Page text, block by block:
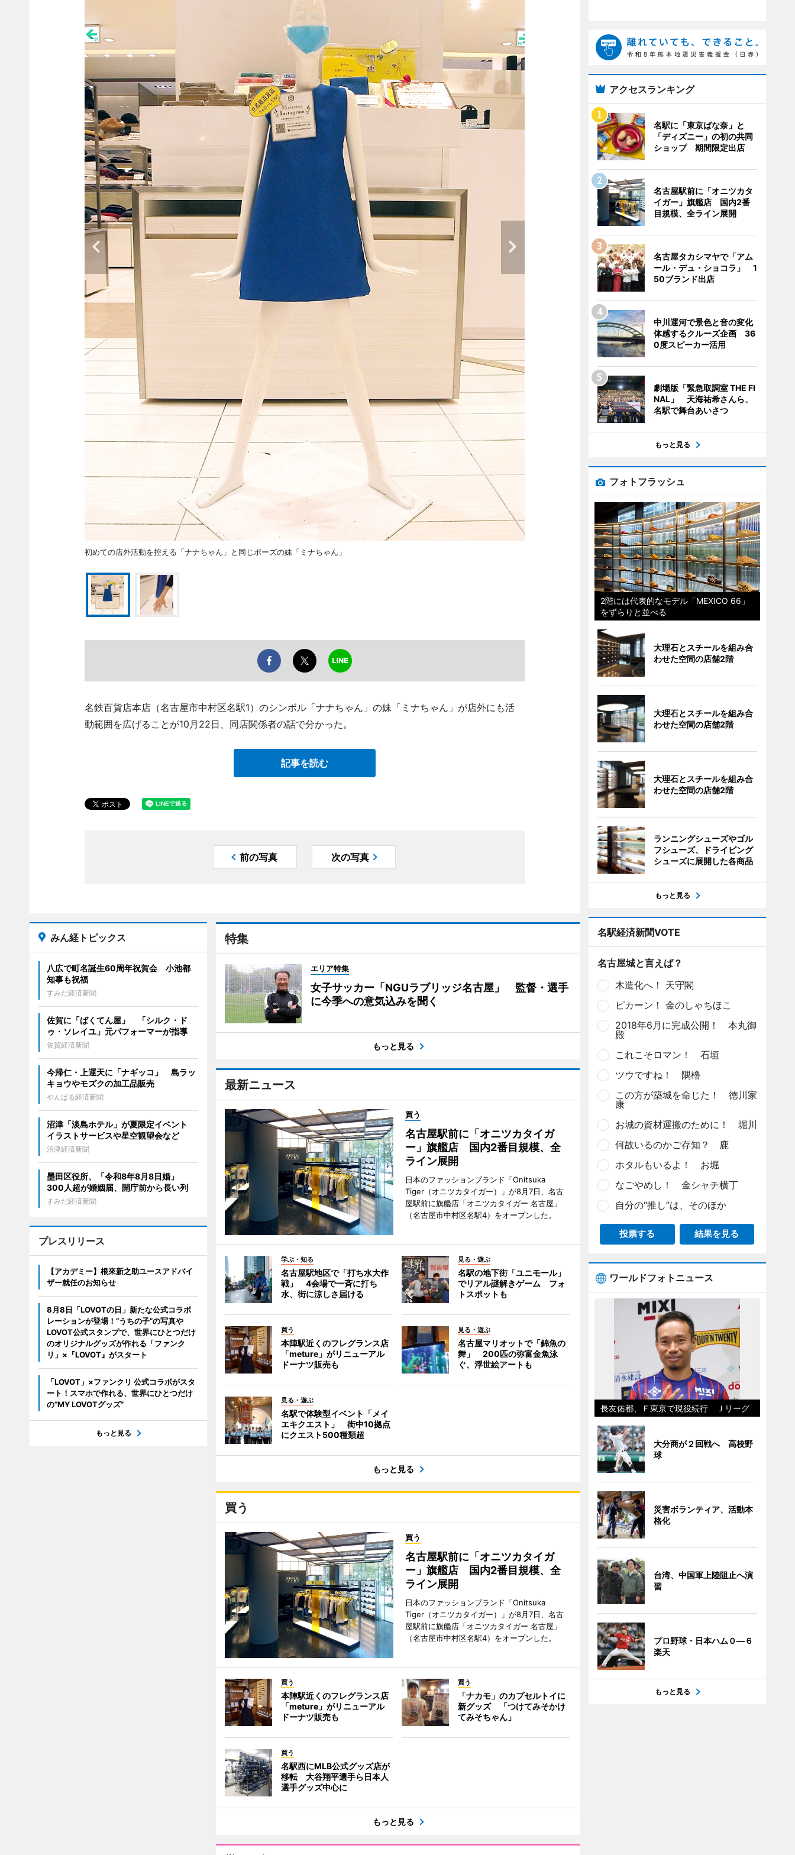
初めての店外活動を控える「ナナちゃん」と同じポーズの妹「ミナちゃん」
名鉄百貨店本店（名古屋市中村区名駅1）のシンボル「ナナちゃん」の妹「ミナちゃん」が店外にも活
動範囲を広げることが10月22日、同店関係者の話で分かった。
記事を読む
前の写真 次の写真
特集
エリア特集
女子サッカー「NGUラブリッジ名古屋」 監督・選手
に今季への意気込みを聞く
もっと見る
最新ニュース
買う
名古屋駅前に「オニツカタイガ
ー」旗艦店 国内2番目規模、全
ライン展開
日本のファッションブランド「Onitsuka
Tiger（オニツカタイガー）」が8月7日、名古
屋駅前に旗艦店「オニツカタイガー 名古屋」
（名古屋市中村区名駅4）をオープンした。
学ぶ・知る
名古屋駅地区で「打ち水大作
戦」 4会場で一斉に打ち
水、街に涼しさ届ける
見る・遊ぶ
名駅の地下街「ユニモール」
でリアル謎解きゲーム フォ
トスポットも
買う
本陣駅近くのフレグランス店
「meture」がリニューアル
ドーナツ販売も
見る・遊ぶ
名古屋マリオットで「錦魚の
舞」 200匹の弥富金魚泳
ぐ、浮世絵アートも
見る・遊ぶ
名駅で体験型イベント「メイ
エキクエスト」 街中10拠点
にクエスト500種類超
もっと見る
買う
買う
名古屋駅前に「オニツカタイガ
ー」旗艦店 国内2番目規模、全
ライン展開
日本のファッションブランド「Onitsuka
Tiger（オニツカタイガー）」が8月7日、名古
屋駅前に旗艦店「オニツカタイガー 名古屋」
（名古屋市中村区名駅4）をオープンした。
買う
本陣駅近くのフレグランス店
「meture」がリニューアル
ドーナツ販売も
買う
「ナカモ」のカプセルトイに
新グッズ 「つけてみそかけ
てみそちゃん」
買う
名駅西にMLB公式グッズ店が
移転 大谷翔平選手ら日本人
選手グッズ中心に
もっと見る
みん経トピックス
八広で町名誕生60周年祝賀会 小池都
知事も祝福
すみだ経済新聞
佐賀に「ばくてん屋」 「シルク・ド
ゥ・ソレイユ」元パフォーマーが指導
佐賀経済新聞
今帰仁・上運天に「ナギッコ」 島ラッ
キョウやモズクの加工品販売
やんばる経済新聞
沼津「淡島ホテル」が夏限定イベント
イラストサービスや星空観望会など
沼津経済新聞
墨田区役所、「令和8年8月8日婚」
300人超が婚姻届、開庁前から長い列
すみだ経済新聞
プレスリリース
【アカデミー】根來新之助ユースアドバイ
ザー就任のお知らせ
8月8日「LOVOTの日」新たな公式コラボ
レーションが登場！“うちの子”の写真や
LOVOT公式スタンプで、世界にひとつだけ
のオリジナルグッズが作れる「ファンク
リ」×『LOVOT』がスタート
「LOVOT」×ファンクリ 公式コラボがスタ
ート！スマホで作れる、世界にひとつだけ
の“MY LOVOTグッズ”
もっと見る
アクセスランキング
名駅に「東京ばな奈」と
「ディズニー」の初の共同
ショップ 期間限定出店
名古屋駅前に「オニツカタ
イガー」旗艦店 国内2番
目規模、全ライン展開
名古屋タカシマヤで「アム
ール・デュ・ショコラ」 1
50ブランド出店
中川運河で景色と音の変化
体感するクルーズ企画 36
0度スピーカー活用
劇場版「緊急取調室 THE FI
NAL」 天海祐希さんら、
名駅で舞台あいさつ
もっと見る
フォトフラッシュ
2階には代表的なモデル「MEXICO 66」
をずらりと並べる
大理石とスチールを組み合
わせた空間の店舗2階
大理石とスチールを組み合
わせた空間の店舗2階
大理石とスチールを組み合
わせた空間の店舗2階
ランニングシューズやゴル
フシューズ、ドライビング
シューズに展開した各商品
もっと見る
名駅経済新聞VOTE
名古屋城と言えば？
木造化へ！ 天守閣
ピカーン！ 金のしゃちほこ
2018年6月に完成公開！ 本丸御
殿
これこそロマン！ 石垣
ツウですね！ 隅櫓
この方が築城を命じた！ 徳川家
康
お城の資材運搬のために！ 堀川
何故いるのかご存知？ 鹿
ホタルもいるよ！ お堀
なごやめし！ 金シャチ横丁
自分の“推し”は、そのほか
投票する 結果を見る
ワールドフォトニュース
長友佑都、Ｆ東京で現役続行 Ｊリーグ
大分商が２回戦へ 高校野
球
災害ボランティア、活動本
格化
台湾、中国軍上陸阻止へ演
習
プロ野球・日本ハム０―６
楽天
もっと見る